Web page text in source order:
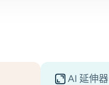
AI 延伸器